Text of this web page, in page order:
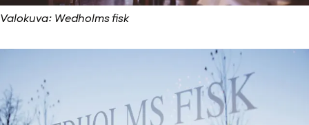
Valokuva: Wedholms fisk